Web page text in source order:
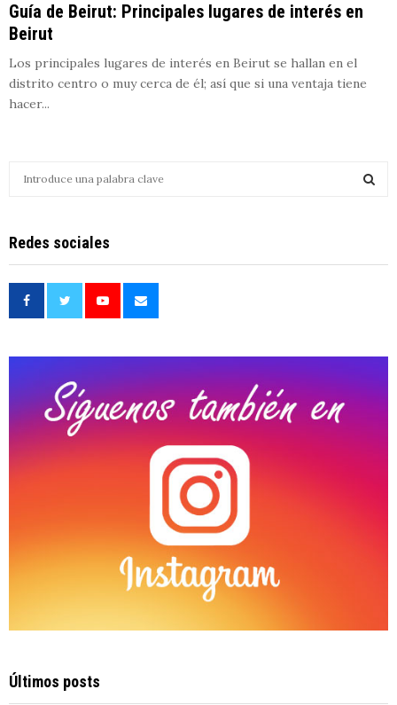
Guía de Beirut: Principales lugares de interés en
Beirut
Los principales lugares de interés en Beirut se hallan en el
distrito centro o muy cerca de él; así que si una ventaja tiene
hacer...
c
h
f
r
C
Redes sociales
Últimos posts